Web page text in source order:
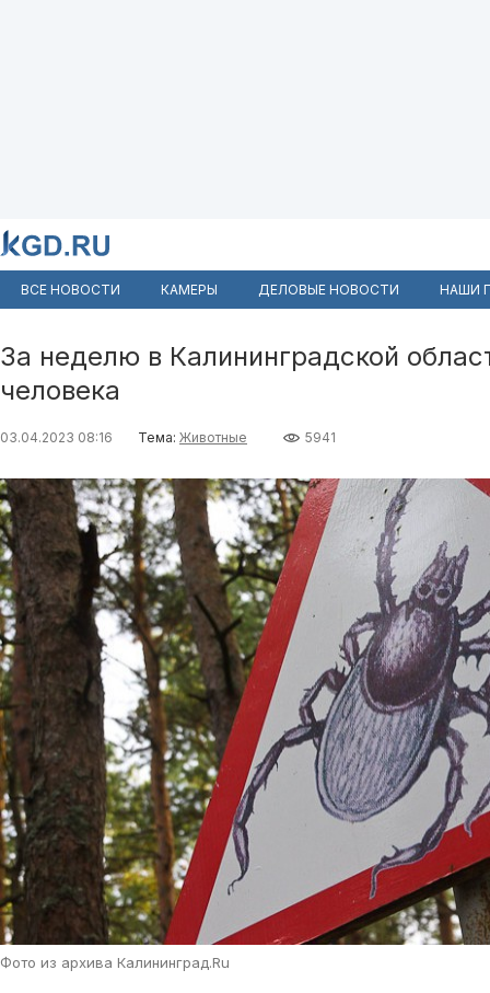
ВСЕ НОВОСТИ КАМЕРЫ ДЕЛОВЫЕ НОВОСТИ НАШИ
За неделю в Калининградской
человека
03.04.2023 08:16 Тема: Животные 5941
Фото из архива Калининград.Ru